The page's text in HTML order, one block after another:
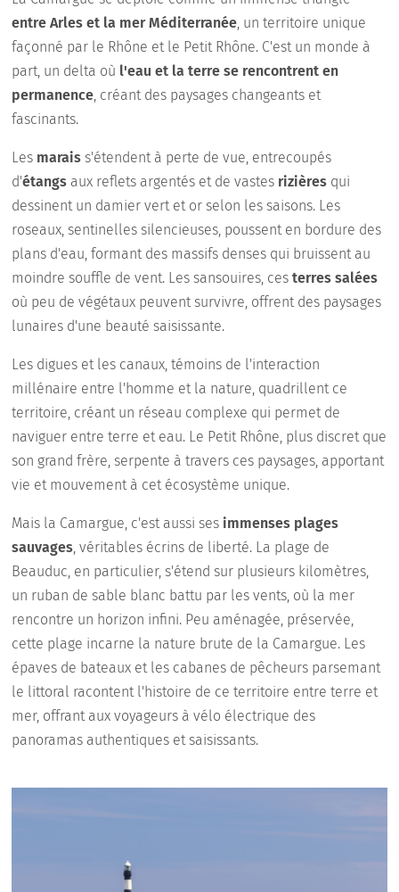
entre Arles et la mer Méditerranée, un territoire unique
façonné par le Rhône et le Petit Rhône. C'est un monde à
part, un delta où l'eau et la terre se rencontrent en
permanence, créant des paysages changeants et
fascinants.
Les marais s'étendent à perte de vue, entrecoupés
d'étangs aux reflets argentés et de vastes rizières qui
dessinent un damier vert et or selon les saisons. Les
roseaux, sentinelles silencieuses, poussent en bordure des
plans d'eau, formant des massifs denses qui bruissent au
moindre souffle de vent. Les sansouires, cesterres salées
où peu de végétaux peuvent survivre, offrent des paysages
lunaires d'une beauté saisissante.
Les digues et les canaux, témoins de l'interaction
millénaire entre l'homme et la nature, quadrillent ce
territoire, créant un réseau complexe qui permet de
naviguer entre terre et eau. Le Petit Rhône, plus discret que
son grand frère, serpente à travers ces paysages, apportant
vie et mouvement à cet écosystème unique.
Mais la Camargue, c'est aussi ses immenses plages
sauvages, véritables écrins de liberté. La plage de
Beauduc, en particulier, s'étend sur plusieurs kilomètres,
un ruban de sable blanc battu par les vents, où la mer
rencontre un horizon infini. Peu aménagée, préservée,
cette plage incarne la nature brute de la Camargue. Les
épaves de bateaux et les cabanes de pêcheurs parsemant
le littoral racontent l'histoire de ce territoire entre terre et
mer, offrant aux voyageurs à vélo électrique des
panoramas authentiques et saisissants.